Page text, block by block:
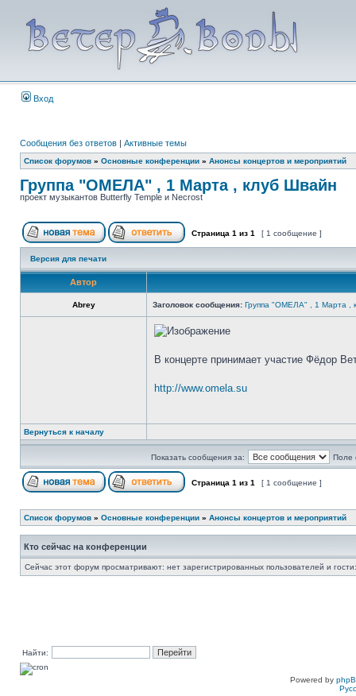
Вход
Сообщения без ответов | Активные темы
Список форумов » Основные конференции » Анонсы концертов и мероприятий
Группа "ОМЕЛА" , 1 Марта , клуб Швайн
проект музыкантов Butterfly Temple и Necrost
Страница 1 из 1 [ 1 сообщение ]
Версия для печати
Автор
Abrey Заголовок сообщения: Группа "ОМЕЛА" , 1 Марта ,
В концерте принимает участие Фёдор
http://www.omela.su
Вернуться к началу
Показать сообщения за: Поле
Страница 1 из 1 [ 1 сообщение ]
Список форумов » Основные конференции » Анонсы концертов и мероприятий
Кто сейчас на конференции
Сейчас этот форум просматривают: нет зарегистрированных пользователей и
Найти:
Powered by